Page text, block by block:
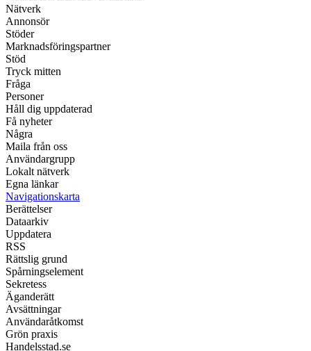
Nätverk
Annonsör
Stöder
Marknadsföringspartner
Stöd
Tryck mitten
Fråga
Personer
Håll dig uppdaterad
Få nyheter
Några
Maila från oss
Användargrupp
Lokalt nätverk
Egna länkar
Navigationskarta
Berättelser
Dataarkiv
Uppdatera
RSS
Rättslig grund
Spårningselement
Sekretess
Äganderätt
Avsättningar
Användaråtkomst
Grön praxis
Handelsstad.se